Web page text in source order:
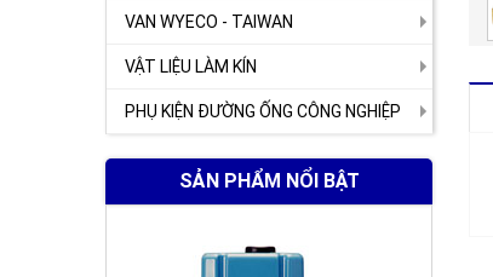
VAN WYECO - TAIWAN
VẬT LIỆU LÀM KÍN
PHỤ KIỆN ĐƯỜNG ỐNG CÔNG NGHIỆP
SẢN PHẨM NỔI BẬT